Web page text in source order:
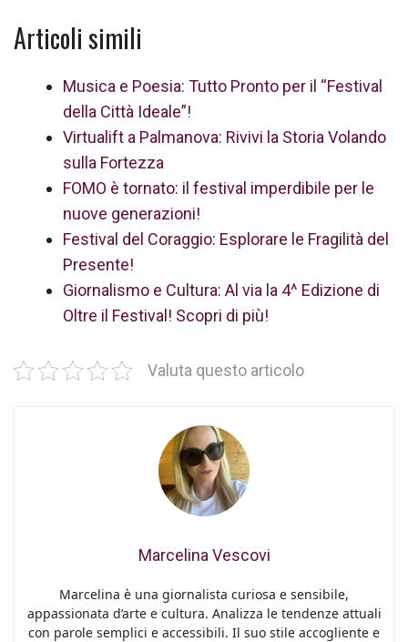
Articoli simili
Musica e Poesia: Tutto Pronto per il “Festival
della Città Ideale”!
Virtualift a Palmanova: Rivivi la Storia Volando
sulla Fortezza
FOMO è tornato: il festival imperdibile per le
nuove generazioni!
Festival del Coraggio: Esplorare le Fragilità del
Presente!
Giornalismo e Cultura: Al via la 4^ Edizione di
Oltre il Festival! Scopri di più!
Valuta questo articolo
Marcelina Vescovi
Marcelina è una giornalista curiosa e sensibile,
appassionata d’arte e cultura. Analizza le tendenze attuali
con parole semplici e accessibili. Il suo stile accogliente e